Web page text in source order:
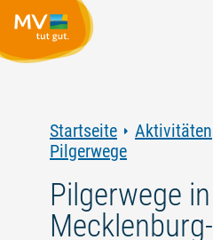
Startseite Aktivitäten
Pilgerwege
Pilgerwege in
Mecklenburg-